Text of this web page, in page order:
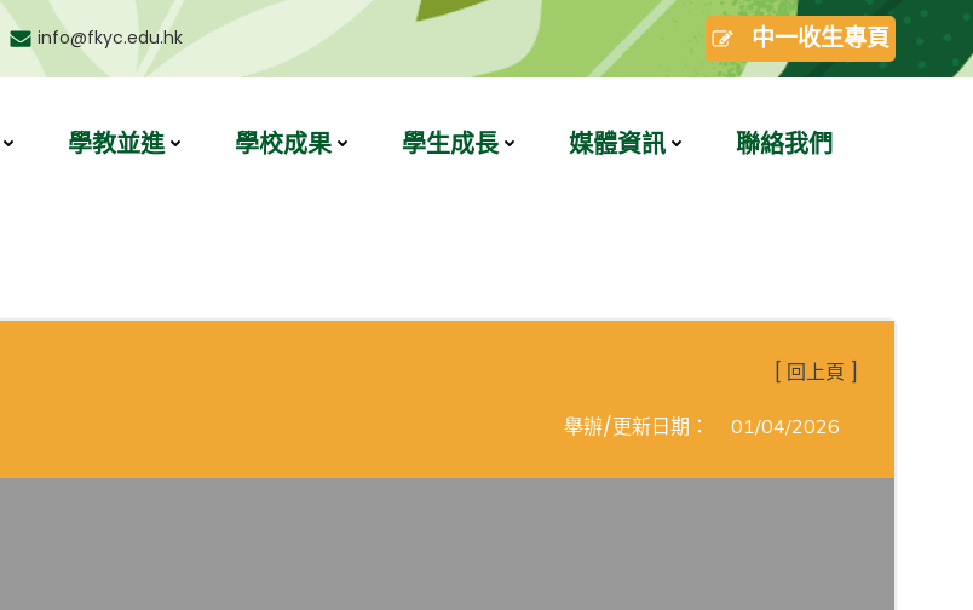
info@fkyc.edu.hk 中一收生專頁
學教並進 學校成果 學生成長 媒體資訊 聯絡我們
[ 回上頁 ]
舉辦/更新日期：
01/04/2026